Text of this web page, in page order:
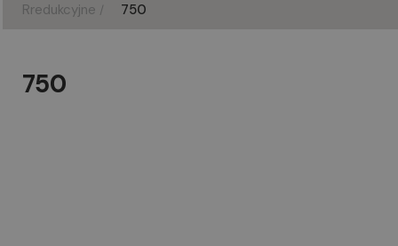
Rredukcyjne
750
750